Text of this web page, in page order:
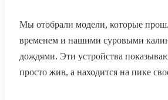
Мы отобрали модели, которые
временем и нашими суровыми
дождями. Эти устройства
просто жив, а находится на пике